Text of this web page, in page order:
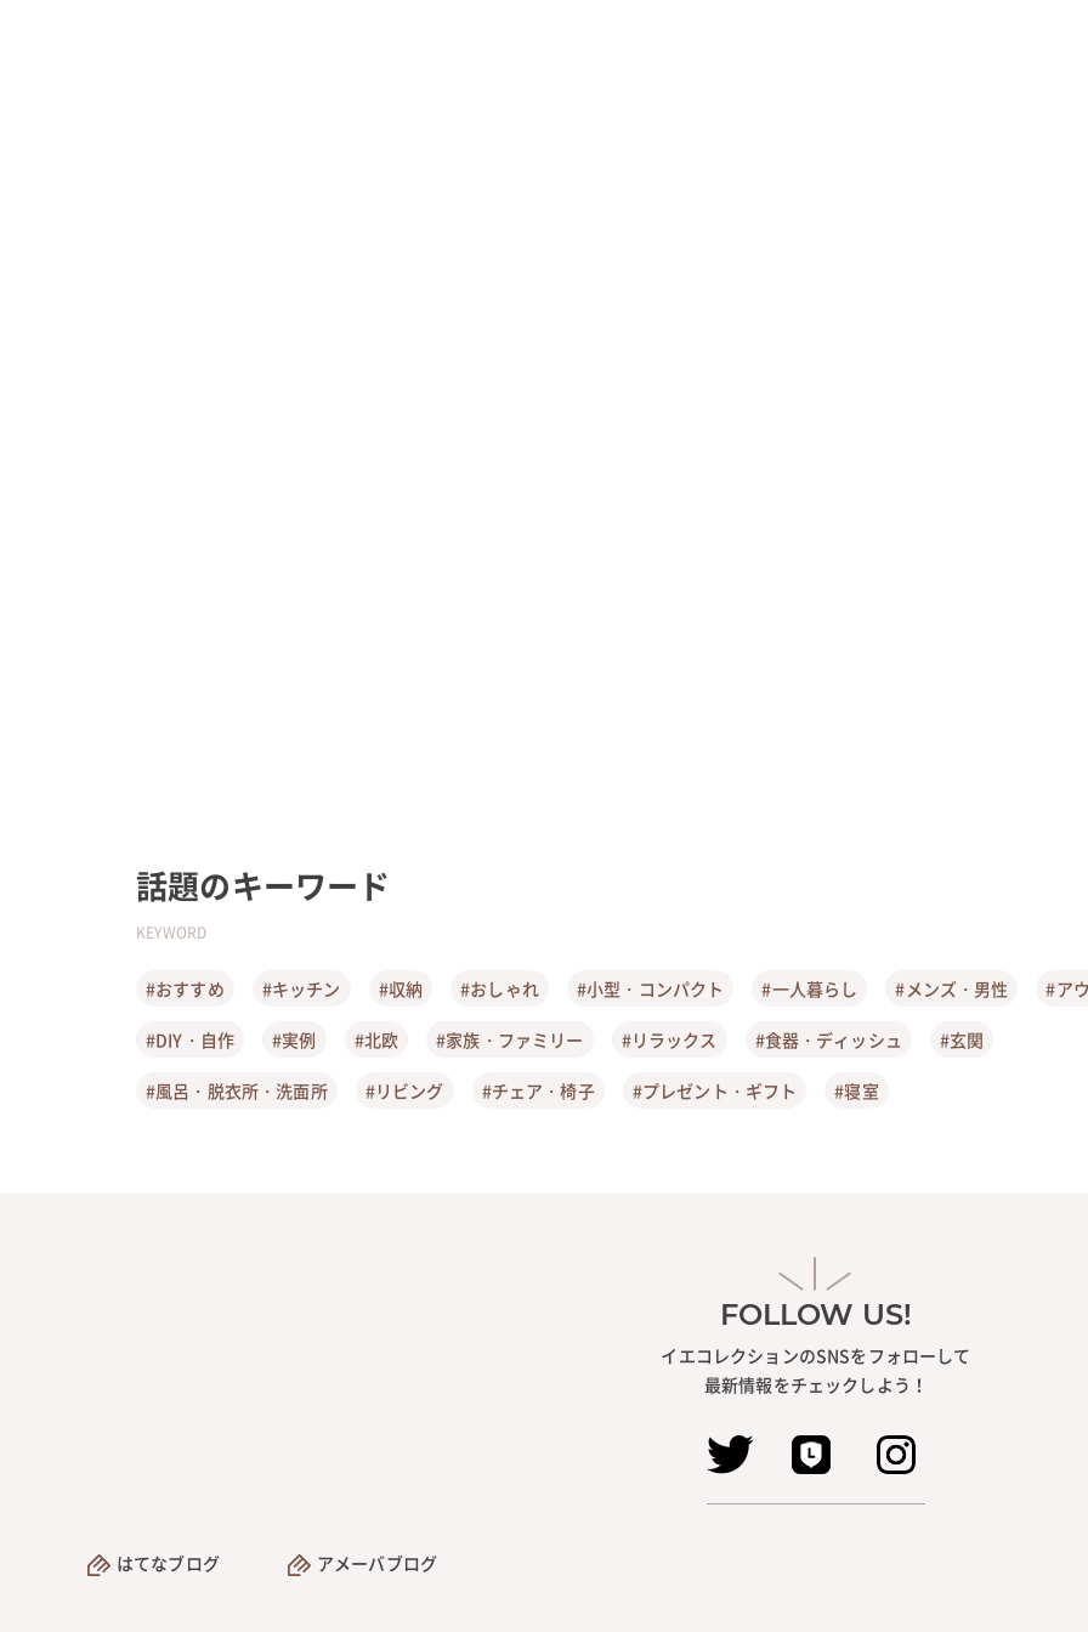
話題のキーワード
KEYWORD
#おすすめ #キッチン #収納 #おしゃれ #小型・コンパクト #一人暮らし #メンズ・男性 #ア
#DIY・自作 #実例 #北欧 #家族・ファミリー #リラックス #食器・ディッシュ #玄関
#風呂・脱衣所・洗面所 #リビング #チェア・椅子 #プレゼント・ギフト #寝室
FOLLOW US!
イエコレクションのSNSをフォローして
最新情報をチェックしよう！
はてなブログ アメーバブログ